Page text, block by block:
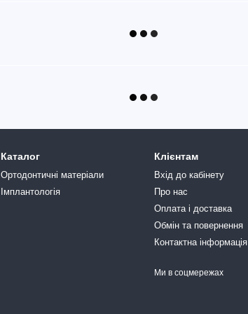
Каталог
Ортодонтичні матеріали
Імплантологія
Клієнтам
Вхід до кабінету
Про нас
Оплата і доставка
Обмін та повернення
Контактна інформація
Ми в соцмережах